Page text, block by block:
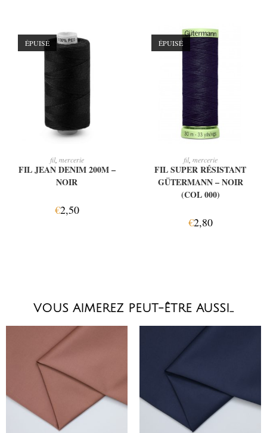
ÉPUISÉ
LIRE LA SUITE
fil, mercerie
FIL JEAN DENIM 200M –
NOIR
€2,50
ÉPUISÉ
LIRE LA SUITE
fil, mercerie
FIL SUPER RÉSISTANT
GÜTERMANN – NOIR
(COL 000)
€2,80
VOUS AIMEREZ PEUT-ÊTRE AUSSI…